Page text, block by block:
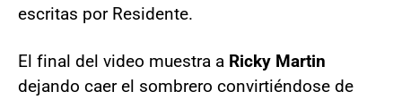
escritas por Residente.
El final del video muestra a Ricky Martin
dejando caer el sombrero convirtiéndose de